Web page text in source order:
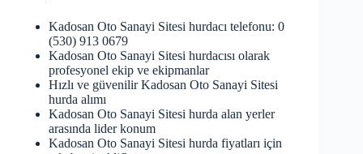
Kadosan Oto Sanayi Sitesi hurdacı telefonu: 0
(530) 913 0679
Kadosan Oto Sanayi Sitesi hurdacısı olarak
profesyonel ekip ve ekipmanlar
Hızlı ve güvenilir Kadosan Oto Sanayi Sitesi
hurda alımı
Kadosan Oto Sanayi Sitesi hurda alan yerler
arasında lider konum
Kadosan Oto Sanayi Sitesi hurda fiyatları için